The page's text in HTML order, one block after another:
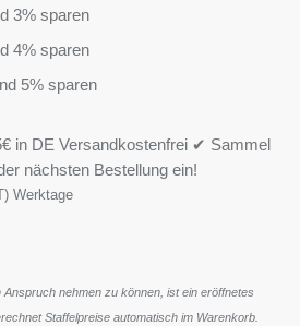
3% sparen
4% sparen
5% sparen
in DE Versandkostenfrei ✔ Sammel
nächsten Bestellung ein!
Werktage
nehmen zu können, ist ein eröffnetes
Staffelpreise automatisch im Warenkorb.